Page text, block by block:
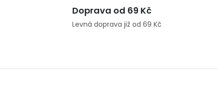
Doprava od 69 Kč
Levná doprava již od 69 Kč